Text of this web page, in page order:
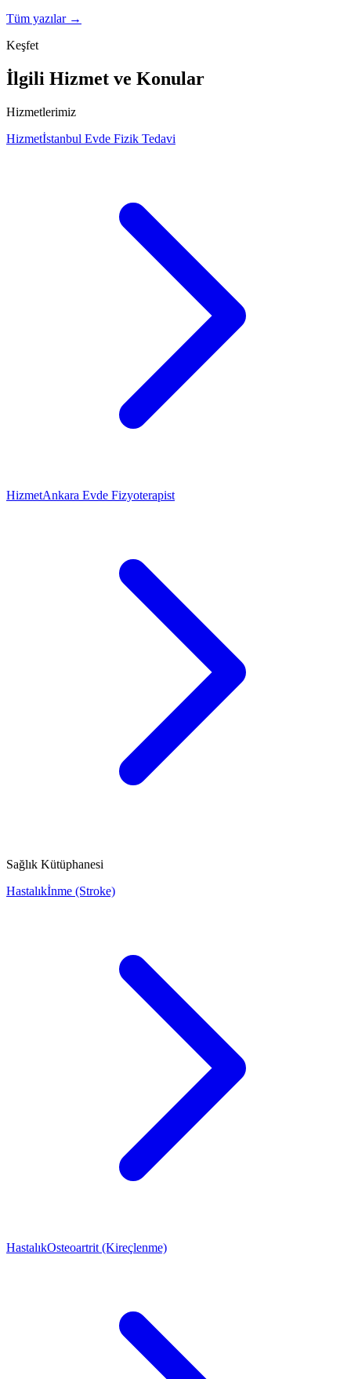
Tüm yazılar →
Keşfet
İlgili Hizmet ve Konular
Hizmetlerimiz
Hizmetİstanbul Evde Fizik Tedavi
HizmetAnkara Evde Fizyoterapist
Sağlık Kütüphanesi
Hastalıkİnme (Stroke)
HastalıkOsteoartrit (Kireçlenme)